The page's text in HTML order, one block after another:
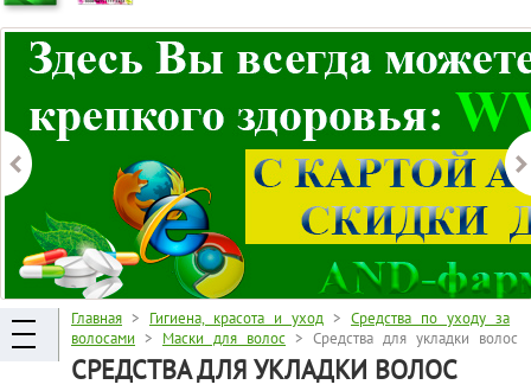
Главная > Гигиена, красота и уход > Средства по уходу за
волосами > Маски для волос > Средства для укладки волос
СРЕДСТВА ДЛЯ УКЛАДКИ ВОЛОС